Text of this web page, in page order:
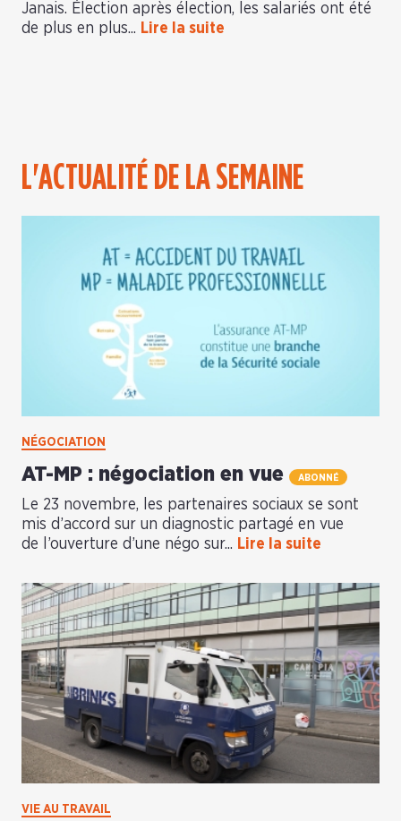
Janais. Élection après élection, les salariés ont été
de plus en plus... Lire la suite
L'ACTUALITÉ DE LA SEMAINE
NÉGOCIATION
AT-MP : négociation en vue ABONNÉ
Le 23 novembre, les partenaires sociaux se sont
mis d’accord sur un diagnostic partagé en vue
de l’ouverture d’une négo sur... Lire la suite
VIE AU TRAVAIL